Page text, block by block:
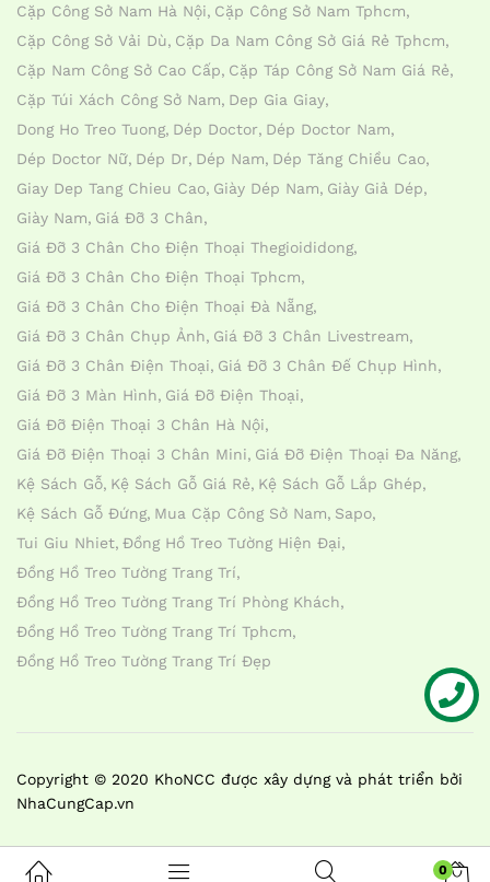
Cặp Công Sở Nam Hà Nội Cặp Công Sở Nam Tphcm
Cặp Công Sở Vải Dù Cặp Da Nam Công Sở Giá Rẻ Tphcm
Cặp Nam Công Sở Cao Cấp Cặp Táp Công Sở Nam Giá Rẻ
Cặp Túi Xách Công Sở Nam Dep Gia Giay
Dong Ho Treo Tuong Dép Doctor Dép Doctor Nam
Dép Doctor Nữ Dép Dr Dép Nam Dép Tăng Chiều Cao
Giay Dep Tang Chieu Cao Giày Dép Nam Giày Giả Dép
Giày Nam Giá Đỡ 3 Chân
Giá Đỡ 3 Chân Cho Điện Thoại Thegioididong
Giá Đỡ 3 Chân Cho Điện Thoại Tphcm
Giá Đỡ 3 Chân Cho Điện Thoại Đà Nẵng
Giá Đỡ 3 Chân Chụp Ảnh Giá Đỡ 3 Chân Livestream
Giá Đỡ 3 Chân Điện Thoại Giá Đỡ 3 Chân Đế Chụp Hình
Giá Đỡ 3 Màn Hình Giá Đỡ Điện Thoại
Giá Đỡ Điện Thoại 3 Chân Hà Nội
Giá Đỡ Điện Thoại 3 Chân Mini Giá Đỡ Điện Thoại Đa Năng
Kệ Sách Gỗ Kệ Sách Gỗ Giá Rẻ Kệ Sách Gỗ Lắp Ghép
Kệ Sách Gỗ Đứng Mua Cặp Công Sở Nam Sapo
Tui Giu Nhiet Đồng Hồ Treo Tường Hiện Đại
Đồng Hồ Treo Tường Trang Trí
Đồng Hồ Treo Tường Trang Trí Phòng Khách
Đồng Hồ Treo Tường Trang Trí Tphcm
Đồng Hồ Treo Tường Trang Trí Đẹp
Copyright © 2020 KhoNCC được xây dựng và phát triển bởi
NhaCungCap.vn
0
Liên hệ